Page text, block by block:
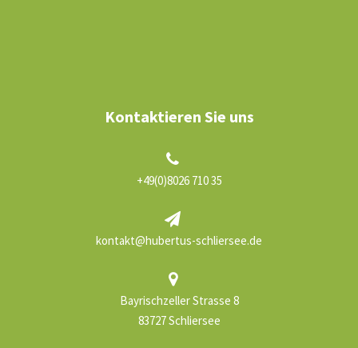
Kontaktieren Sie uns
+49(0)8026 710 35
kontakt@hubertus-schliersee.de
Bayrischzeller Strasse 8
83727 Schliersee